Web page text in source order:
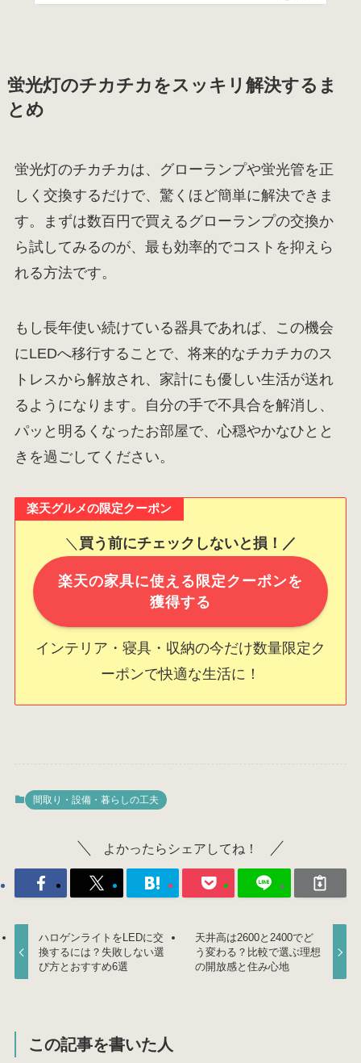
蛍光灯のチカチカをスッキリ解決するま
とめ
蛍光灯のチカチカは、グローランプや蛍光管を正
しく交換するだけで、驚くほど簡単に解決できま
す。まずは数百円で買えるグローランプの交換か
ら試してみるのが、最も効率的でコストを抑えら
れる方法です。
もし長年使い続けている器具であれば、この機会
にLEDへ移行することで、将来的なチカチカのス
トレスから解放され、家計にも優しい生活が送れ
るようになります。自分の手で不具合を解消し、
パッと明るくなったお部屋で、心穏やかなひとと
きを過ごしてください。
楽天グルメの限定クーポン
＼ 買う前にチェックしないと損！／
楽天の家具に使える限定クーポンを
獲得する
インテリア・寝具・収納の今だけ数量限定ク
ーポンで快適な生活に！
間取り・設備・暮らしの工夫
よかったらシェアしてね！
ハロゲンライトをLEDに交
換するには？失敗しない選
び方とおすすめ6選
天井高は2600と2400でど
う変わる？比較で選ぶ理想
の開放感と住み心地
この記事を書いた人